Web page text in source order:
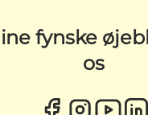
fynske
os